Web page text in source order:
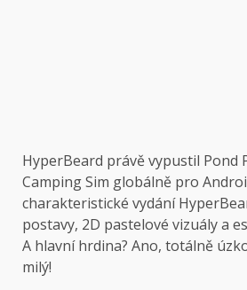
HyperBeard právě vypustil Pond
Camping Sim globálně pro
charakteristické vydání
postavy, 2D pastelové vizuály a
A hlavní hrdina? Ano, totálně
milý!